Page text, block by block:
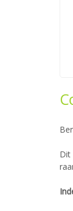
Dit